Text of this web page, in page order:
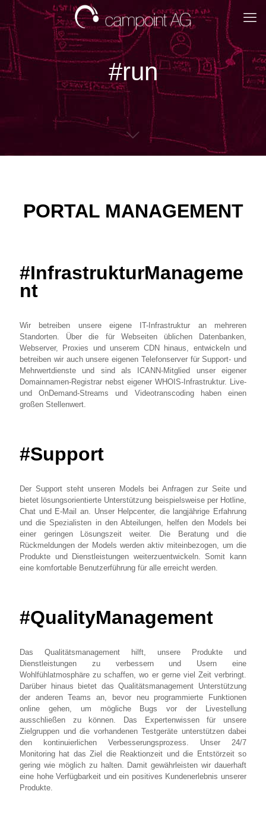
#run
PORTAL MANAGEMENT
#InfrastrukturManageme
nt
Wir betreiben unsere eigene IT-Infrastruktur an mehreren
Standorten. Über die für Webseiten üblichen Datenbanken,
Webserver, Proxies und unserem CDN hinaus, entwickeln und
betreiben wir auch unsere eigenen Telefonserver für Support- und
Mehrwertdienste und sind als ICANN-Mitglied unser eigener
Domainnamen-Registrar nebst eigener WHOIS-Infrastruktur. Live-
und OnDemand-Streams und Videotranscoding haben einen
großen Stellenwert.
#Support
Der Support steht unseren Models bei Anfragen zur Seite und
bietet lösungsorientierte Unterstützung beispielsweise per Hotline,
Chat und E-Mail an. Unser Helpcenter, die langjährige Erfahrung
und die Spezialisten in den Abteilungen, helfen den Models bei
einer geringen Lösungszeit weiter. Die Beratung und die
Rückmeldungen der Models werden aktiv miteinbezogen, um die
Produkte und Dienstleistungen weiterzuentwickeln. Somit kann
eine komfortable Benutzerführung für alle erreicht werden.
#QualityManagement
Das Qualitätsmanagement hilft, unsere Produkte und
Dienstleistungen zu verbessern und Usern eine
Wohlfühlatmosphäre zu schaffen, wo er gerne viel Zeit verbringt.
Darüber hinaus bietet das Qualitätsmanagement Unterstützung
der anderen Teams an, bevor neu programmierte Funktionen
online gehen, um mögliche Bugs vor der Livestellung
ausschließen zu können. Das Expertenwissen für unsere
Zielgruppen und die vorhandenen Testgeräte unterstützen dabei
den kontinuierlichen Verbesserungsprozess. Unser 24/7
Monitoring hat das Ziel die Reaktionzeit und die Entstörzeit so
gering wie möglich zu halten. Damit gewährleisten wir dauerhaft
eine hohe Verfügbarkeit und ein positives Kundenerlebnis unserer
Produkte.